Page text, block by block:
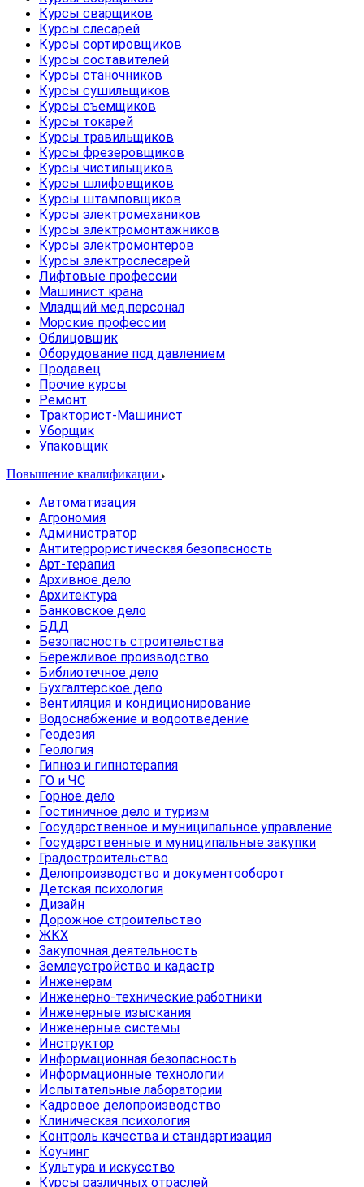
Курсы сварщиков
Курсы слесарей
Курсы сортировщиков
Курсы составителей
Курсы станочников
Курсы сушильщиков
Курсы съемщиков
Курсы токарей
Курсы травильщиков
Курсы фрезеровщиков
Курсы чистильщиков
Курсы шлифовщиков
Курсы штамповщиков
Курсы электромехаников
Курсы электромонтажников
Курсы электромонтеров
Курсы электрослесарей
Лифтовые профессии
Машинист крана
Младщий мед.персонал
Морские профессии
Облицовщик
Оборудование под давлением
Продавец
Прочие курсы
Ремонт
Тракторист-Машинист
Уборщик
Упаковщик
Повышение квалификации
Автоматизация
Агрономия
Администратор
Антитеррористическая безопасность
Арт-терапия
Архивное дело
Архитектура
Банковское дело
БДД
Безопасность строительства
Бережливое производство
Библиотечное дело
Бухгалтерское дело
Вентиляция и кондиционирование
Водоснабжение и водоотведение
Геодезия
Геология
Гипноз и гипнотерапия
ГО и ЧС
Горное дело
Гостиничное дело и туризм
Государственное и муниципальное управление
Государственные и муниципальные закупки
Градостроительство
Делопроизводство и документооборот
Детская психология
Дизайн
Дорожное строительство
ЖКХ
Закупочная деятельность
Землеустройство и кадастр
Инженерам
Инженерно-технические работники
Инженерные изыскания
Инженерные системы
Инструктор
Информационная безопасность
Информационные технологии
Испытательные лаборатории
Кадровое делопроизводство
Клиническая психология
Контроль качества и стандартизация
Коучинг
Культура и искусство
Курсы различных отраслей